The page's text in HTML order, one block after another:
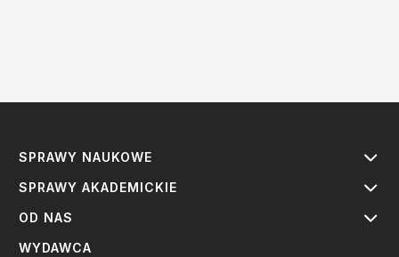
SPRAWY NAUKOWE
SPRAWY AKADEMICKIE
OD NAS
WYDAWCA